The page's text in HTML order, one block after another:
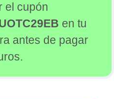
el cupón
en tu
antes de pagar